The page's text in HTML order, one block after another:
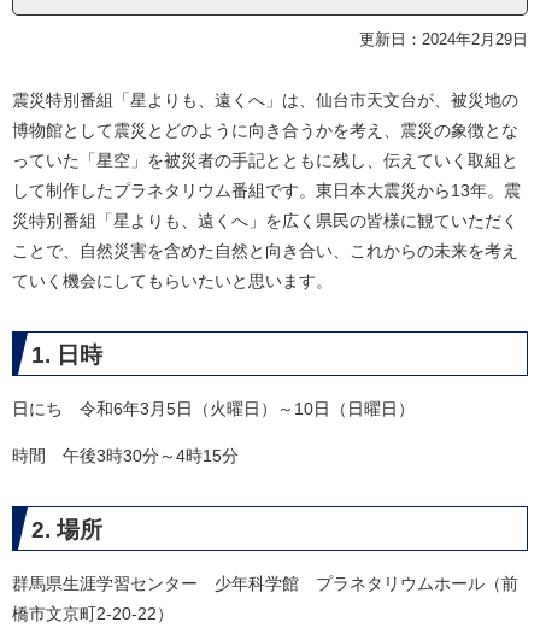
更新日：2024年2月29日
震災特別番組「星よりも、遠くへ」は、仙台市天文台が、被災地の
博物館として震災とどのように向き合うかを考え、震災の象徴とな
っていた「星空」を被災者の手記とともに残し、伝えていく取組と
して制作したプラネタリウム番組です。東日本大震災から13年。震
災特別番組「星よりも、遠くへ」を広く県民の皆様に観ていただく
ことで、自然災害を含めた自然と向き合い、これからの未来を考え
ていく機会にしてもらいたいと思います。
1. 日時
日にち 令和6年3月5日（火曜日）～10日（日曜日）
時間 午後3時30分～4時15分
2. 場所
群馬県生涯学習センター 少年科学館 プラネタリウムホール（前
橋市文京町2-20-22）